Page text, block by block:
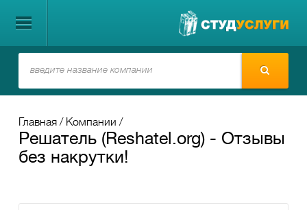
Главная Компании
Решатель (Reshatel.org) - Отзывы
без накрутки!